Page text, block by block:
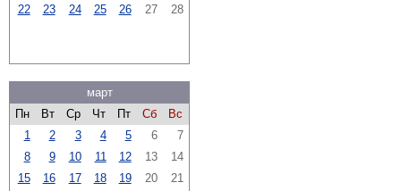
22
23 24 25 26 27 28
март
Пн
Вт Ср Чт Пт Сб
Вс
1
2 3 4 5 6
7
8
9 10 11 12 13
14
15
16 17 18 19 20
21